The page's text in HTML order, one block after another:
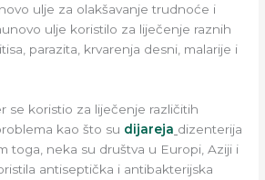
ulje za olakšavanje trudnoće i
ulje koristilo za liječenje raznih
parazita, krvarenja desni, malarije i
se koristio za liječenje različitih
kao što su dijareja dizenterija
toga, neka su društva u Europi, Aziji i
antiseptička i antibakterijska